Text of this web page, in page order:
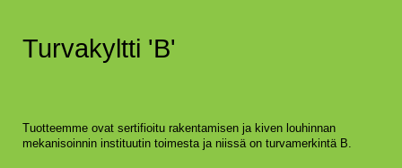
Turvakyltti 'B'
Tuotteemme ovat sertifioitu rakentamisen ja kiven louhinnan
mekanisoinnin instituutin toimesta ja niissä on turvamerkintä B.